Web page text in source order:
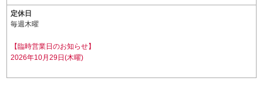
定休日
毎週木曜
【臨時営業日のお知らせ】
2026年10月29日(木曜)